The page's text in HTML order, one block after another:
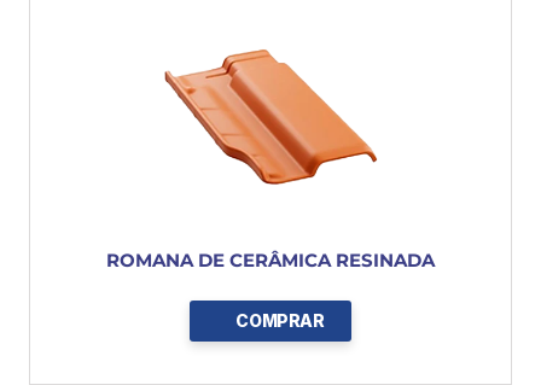
ROMANA DE CERÂMICA RESINADA
COMPRAR